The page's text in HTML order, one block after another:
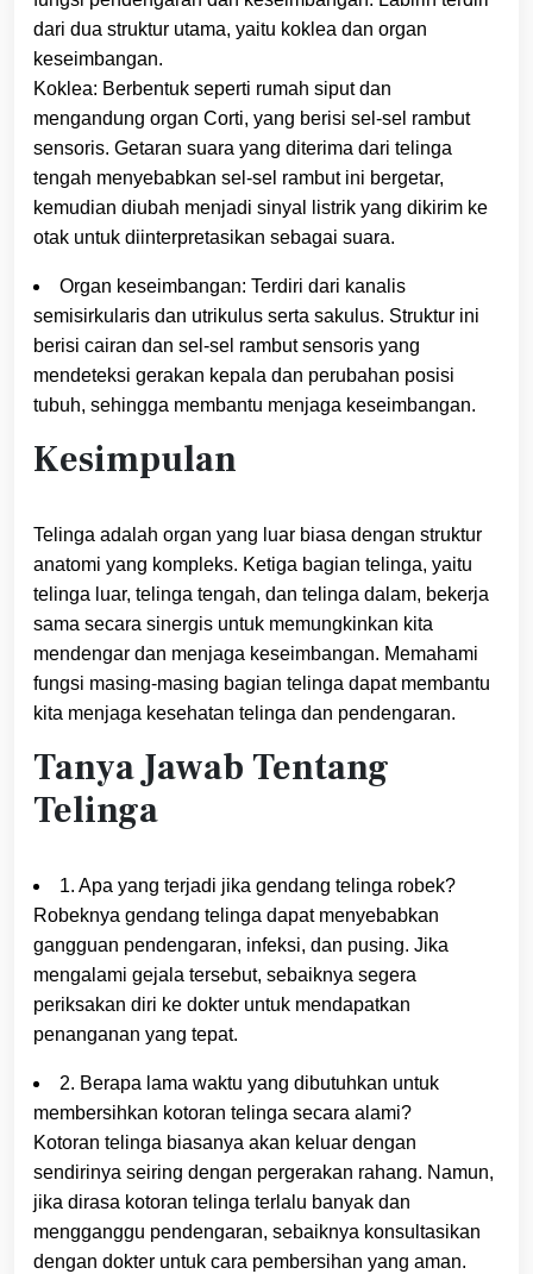
dari dua struktur utama, yaitu koklea dan organ
keseimbangan.
Koklea: Berbentuk seperti rumah siput dan
mengandung organ Corti, yang berisi sel-sel rambut
sensoris. Getaran suara yang diterima dari telinga
tengah menyebabkan sel-sel rambut ini bergetar,
kemudian diubah menjadi sinyal listrik yang dikirim ke
otak untuk diinterpretasikan sebagai suara.
Organ keseimbangan: Terdiri dari kanalis
semisirkularis dan utrikulus serta sakulus. Struktur ini
berisi cairan dan sel-sel rambut sensoris yang
mendeteksi gerakan kepala dan perubahan posisi
tubuh, sehingga membantu menjaga keseimbangan.
Kesimpulan
Telinga adalah organ yang luar biasa dengan struktur
anatomi yang kompleks. Ketiga bagian telinga, yaitu
telinga luar, telinga tengah, dan telinga dalam, bekerja
sama secara sinergis untuk memungkinkan kita
mendengar dan menjaga keseimbangan. Memahami
fungsi masing-masing bagian telinga dapat membantu
kita menjaga kesehatan telinga dan pendengaran.
Tanya Jawab Tentang
Telinga
1. Apa yang terjadi jika gendang telinga robek?
Robeknya gendang telinga dapat menyebabkan
gangguan pendengaran, infeksi, dan pusing. Jika
mengalami gejala tersebut, sebaiknya segera
periksakan diri ke dokter untuk mendapatkan
penanganan yang tepat.
2. Berapa lama waktu yang dibutuhkan untuk
membersihkan kotoran telinga secara alami?
Kotoran telinga biasanya akan keluar dengan
sendirinya seiring dengan pergerakan rahang. Namun,
jika dirasa kotoran telinga terlalu banyak dan
mengganggu pendengaran, sebaiknya konsultasikan
dengan dokter untuk cara pembersihan yang aman.